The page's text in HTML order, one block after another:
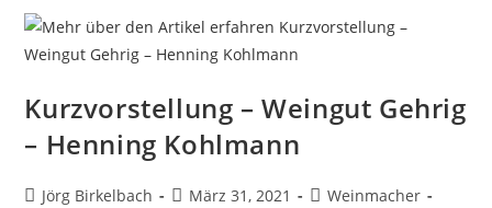
Kurzvorstellung – Weingut Gehrig
– Henning Kohlmann
Jörg Birkelbach März 31, 2021
Weinmacher